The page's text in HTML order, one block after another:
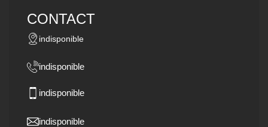
CONTACT
indisponible
indisponible
indisponible
indisponible